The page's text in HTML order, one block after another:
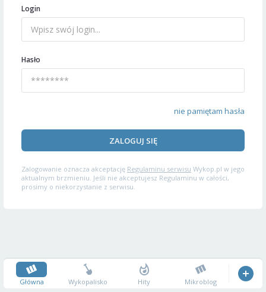
Login
Hasło
nie pamiętam hasła
ZALOGUJ SIĘ
Zalogowanie oznacza akceptację Regulaminu serwisu Wykop.pl w jego
aktualnym brzmieniu. Jeśli nie akceptujesz Regulaminu w całości,
prosimy o niekorzystanie z serwisu.
Główna Wykopalisko Hity Mikroblog